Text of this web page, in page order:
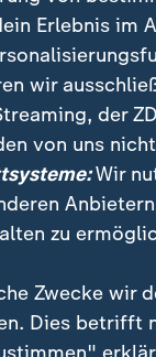
Erlebnis im
wir
der
von uns
Wir
zu
Zwecke wir
Dies betrifft